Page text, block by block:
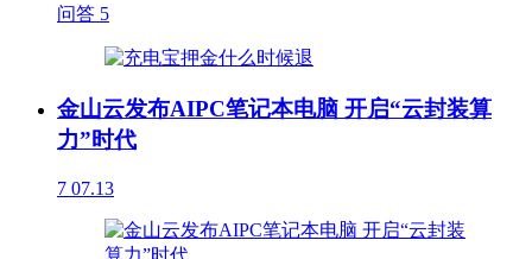
问答 5
金山云发布AIPC笔记本电脑 开启“云封装算
力”时代
7 07.13